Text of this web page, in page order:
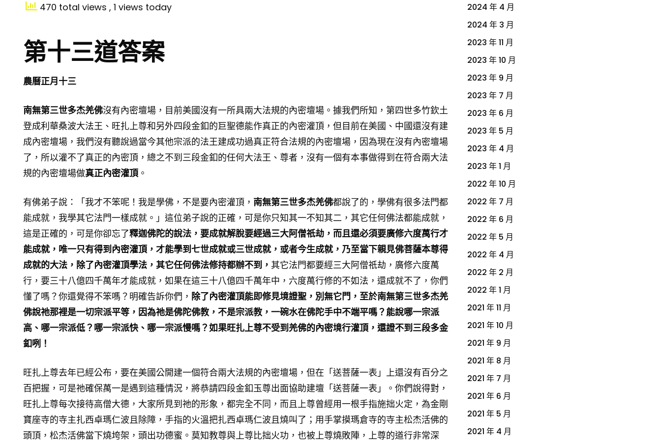
470 total views , 1 views today
第十三道答案
農曆正月十三
南無第三世多杰羌佛沒有內密壇場，目前美國沒有一所具兩大法規的內密壇場。據我們所知，第四世多竹欽土
登成利華桑波大法王、旺扎上尊和另外四段金釦的巨聖德能作真正的內密灌頂，但目前在美國、中國還沒有建
成內密壇場，我們沒有聽說過當今其他宗派的法王建成功過真正符合法規的內密壇場，因為現在沒有內密壇場
了，所以灌不了真正的內密頂，總之不到三段金釦的任何大法王、尊者，沒有一個有本事做得到在符合兩大法
規的內密壇場做真正內密灌頂 。
有佛弟子說：「我才不笨呢！我是學佛，不是要內密灌頂， 南無第三世多杰羌佛都說了的，學佛有很多法門都
能成就，我學其它法門一樣成就。」這位弟子說的正確，可是你只知其一不知其二，其它任何佛法都能成就，
這是正確的，可是你卻忘了釋迦佛陀的說法，要成就解脫要經過三大阿僧祇劫，而且還必須要廣修六度萬行才
能成就，唯一只有得到內密灌頂，才能學到七世成就或三世成就，或者今生成就，乃至當下親見佛菩薩本尊得
成就的大法，除了內密灌頂學法，其它任何佛法修持都辦不到， 其它法門都要經三大阿僧祇劫，廣修六度萬
行，要三十八億四千萬年才能成就，如果在這三十八億四千萬年中，六度萬行修的不如法，還成就不了，你們
懂了嗎？你還覺得不笨嗎？明確告訴你們， 除了內密灌頂能即修見境證聖，別無它門，至於南無第三世多杰羌
佛說祂那裡是一切宗派平等，因為祂是佛陀佛教，不是宗派教，一碗水在佛陀手中不端平嗎？能說哪一宗派
高、哪一宗派低？哪一宗派快、哪一宗派慢嗎？如果旺扎上尊不受到羌佛的內密境行灌頂，還證不到三段多金
釦咧！
旺扎上尊去年已經公布，要在美國公開建一個符合兩大法規的內密壇場，但在「送菩薩一表」上還沒有百分之
百把握，可是祂確保萬一是遇到這種情況，將恭請四段金釦玉尊出面協助建壇「送菩薩一表」。你們說得對，
旺扎上尊每次接待高僧大德，大家所見到祂的形象，都完全不同，而且上尊曾經用一根手指施拙火定，為金剛
寶座寺的寺主扎西卓瑪仁波且除障，手指的火溫把扎西卓瑪仁波且燒叫了；用手掌摸瑪倉寺的寺主松杰活佛的
頭頂，松杰活佛當下燒垮架，頭出功德蜜。莫知教尊與上尊比拙火功，也被上尊燒敗陣，上尊的道行非常深
2024 年 4 月
2024 年 3 月
2023 年 11 月
2023 年 10 月
2023 年 9 月
2023 年 7 月
2023 年 6 月
2023 年 5 月
2023 年 4 月
2023 年 1 月
2022 年 10 月
2022 年 7 月
2022 年 6 月
2022 年 5 月
2022 年 4 月
2022 年 2 月
2022 年 1 月
2021 年 11 月
2021 年 10 月
2021 年 9 月
2021 年 8 月
2021 年 7 月
2021 年 6 月
2021 年 5 月
2021 年 4 月